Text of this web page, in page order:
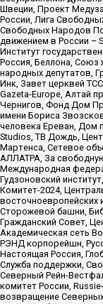
Швеции, Проект
России, Лига
Свободных Народов
движением в России –
Институт
Россия, Беллона, Союз
народных депутатов,
Инк, Завет церквей
Gazeta-Europe, Алтай
Чернигов, Фонд Дом
имени Бориса
человека Ереван, Дом
Studios, ТВ Дождь,
Мартенса, Сетевое
АЛЛАТРА, За
Международная
Гудзоновский
Комитет-2024,
восточноевропейских
Сторожевой башни,
Гражданский Совет,
Академическая сеть
РЭНД корпорейшн,
Настоящая Россия,
Служба поддержки,
Северный Рейн-
комитет России,
возвращение